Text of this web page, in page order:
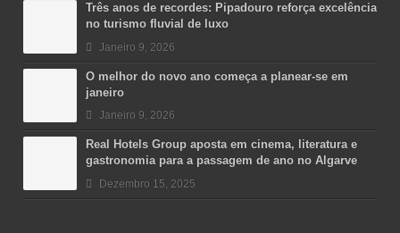
Três anos de recordes: Pipadouro reforça excelência
no turismo fluvial de luxo
Janeiro 9, 2026
O melhor do novo ano começa a planear-se em
janeiro
Janeiro 9, 2026
Real Hotels Group aposta em cinema, literatura e
gastronomia para a passagem de ano no Algarve
Dezembro 15, 2025